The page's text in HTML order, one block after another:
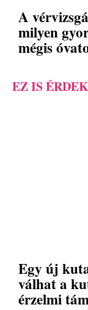
A
milyen
mégis
EZ IS
Egy új
válhat a
érzelmi